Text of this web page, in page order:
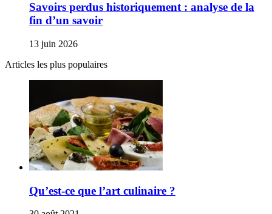
Savoirs perdus historiquement : analyse de la
fin d’un savoir
13 juin 2026
Articles les plus populaires
Qu’est-ce que l’art culinaire ?